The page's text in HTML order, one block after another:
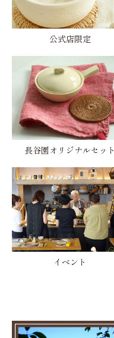
公式店限定
長谷園オリジナルセット
イベント